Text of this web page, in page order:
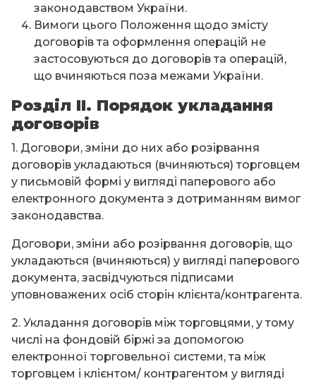
законодавством України.
Вимоги цього Положення щодо змісту
договорів та оформлення операцій не
застосовуються до договорів та операцій,
що вчиняються поза межами України.
Розділ ІІ. Порядок укладання
договорів
1. Договори, зміни до них або розірвання
договорів укладаються (вчиняються) торговцем
у письмовій формі у вигляді паперового або
електронного документа з дотриманням вимог
законодавства.
Договори, зміни або розірвання договорів, що
укладаються (вчиняються) у вигляді паперового
документа, засвідчуються підписами
уповноважених осіб сторін клієнта/контрагента.
2. Укладання договорів між торговцями, у тому
числі на фондовій біржі за допомогою
електронної торговельної системи, та між
торговцем і клієнтом/ контрагентом у вигляді